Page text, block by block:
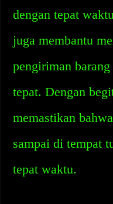
dengan tepat
juga membantu
pengiriman
tepat. Dengan
memastikan
sampai di tempat
tepat waktu.